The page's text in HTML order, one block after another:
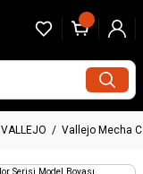
VALLEJO Vallejo Mecha